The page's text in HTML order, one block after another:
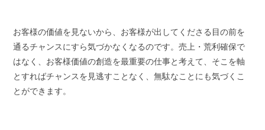
お客様の価値を見ないから、お客様が出してくださる目の前を
通るチャンスにすら気づかなくなるのです。売上・荒利確保で
はなく、お客様価値の創造を最重要の仕事と考えて、そこを軸
とすればチャンスを見逃すことなく、無駄なことにも気づくこ
とができます。